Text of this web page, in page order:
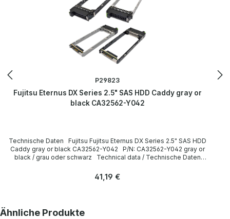
P29823
Fujitsu Eternus DX Series 2.5" SAS HDD Caddy gray or
black CA32562-Y042
Technische Daten Fujitsu Fujitsu Eternus DX Series 2.5" SAS HDD
Caddy gray or black CA32562-Y042 P/N: CA32562-Y042 gray or
black / grau oder schwarz Technical data / Technische Daten
LieferumfangDelivery Contents / Lieferumfang 1 x Fujitsu Eternus
of the manufacturer. Weitere Informationen und Details finden Sie
Regulärer Preis:
41,19 €
Produktgalerie überspringen
Ähnliche Produkte